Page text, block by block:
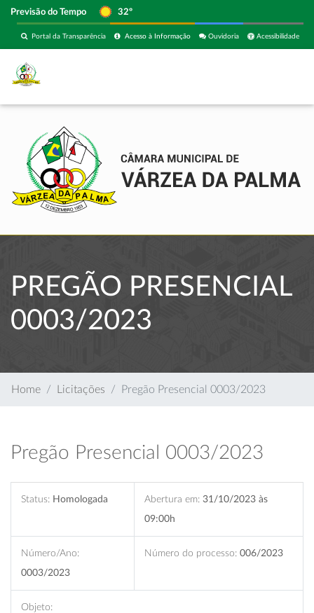
Previsão do Tempo 32º
Acessibilidade
Ouvidoria
Acesso à Informação
Portal da Transparência
PREGÃO PRESENCIAL
0003/2023
Home Licitações Pregão Presencial 0003/2023
Pregão Presencial 0003/2023
Status: Homologada Abertura em: 31/10/2023 às
09:00h
Número/Ano:
0003/2023
Número do processo: 006/2023
Objeto: